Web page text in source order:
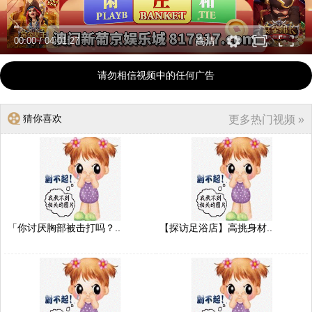
00:00/04:01:27 高清
请勿相信视频中的任何广告
猜你喜欢 更多热门视频 »
「你讨厌胸部被击打吗？.. 【探访足浴店】高挑身材..